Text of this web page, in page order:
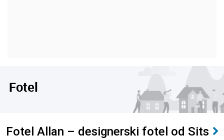
Fotel
Fotel Allan – designerski fotel od Sits